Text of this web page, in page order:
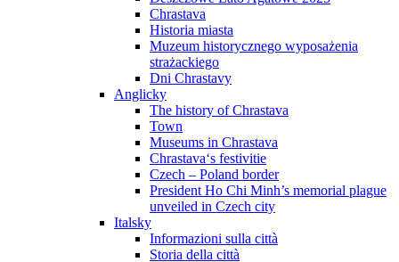
Chrastava
Historia miasta
Muzeum historycznego wyposażenia
strażackiego
Dni Chrastavy
Anglicky
The history of Chrastava
Town
Museums in Chrastava
Chrastava‘s festivitie
Czech – Poland border
President Ho Chi Minh’s memorial plague
unveiled in Czech city
Italsky
Informazioni sulla città
Storia della città